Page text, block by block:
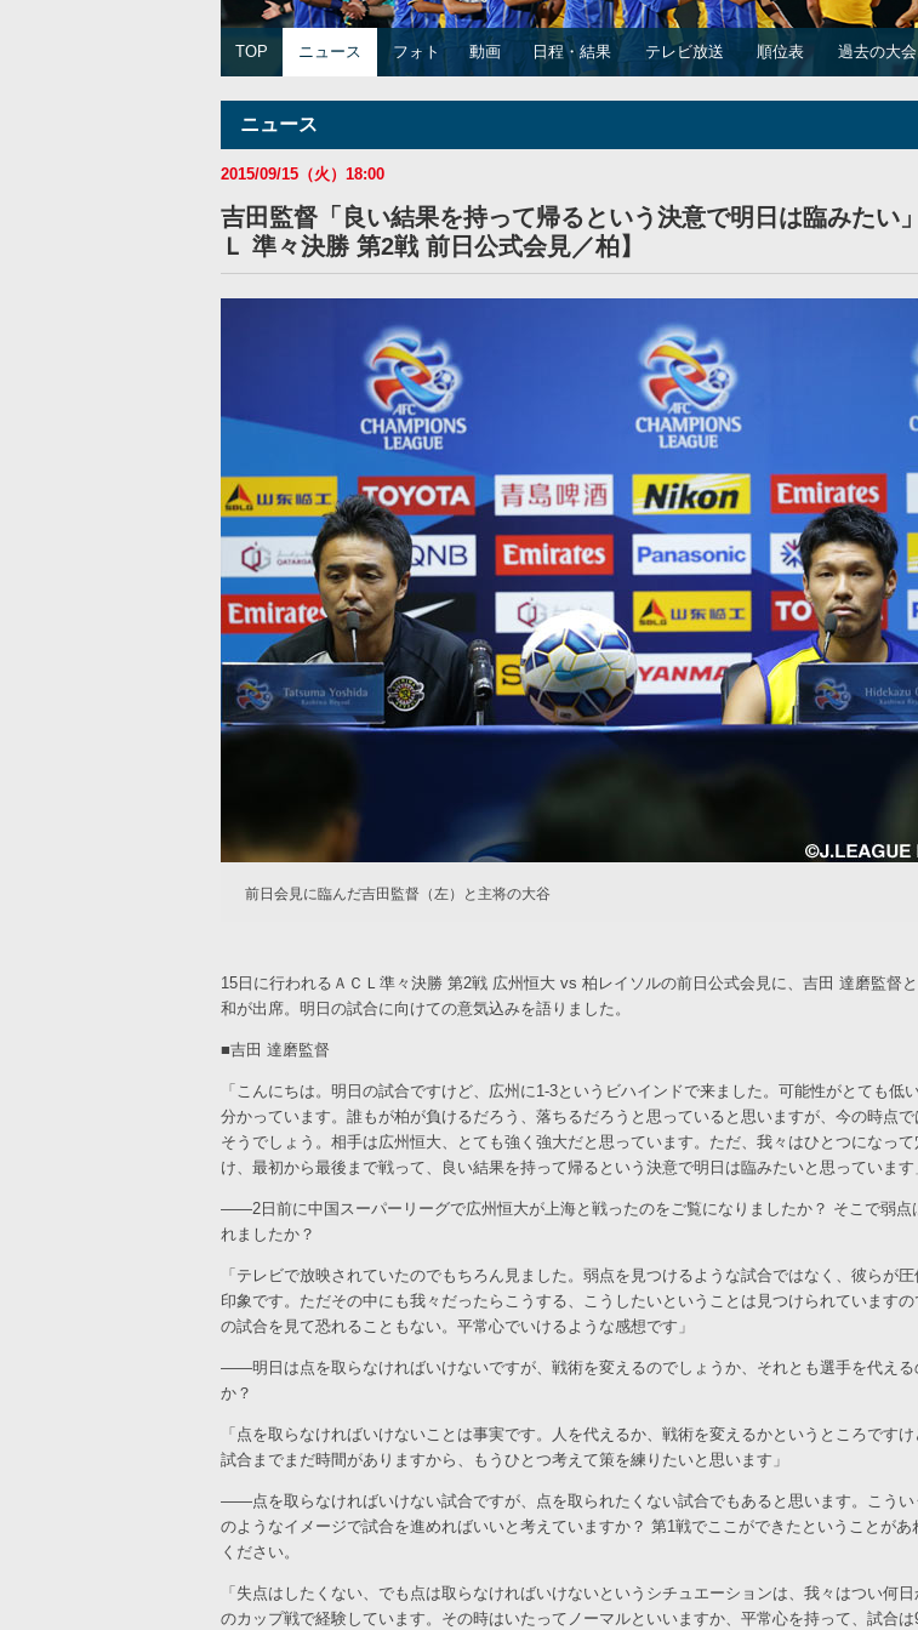
TOP ニュース フォト 動画 日程・結果 テレビ放送 順位表 過去の大会
ニュース
2015/09/15（火）18:00
吉田監督「良い結果を持って帰るという決意で明日は臨みたい
Ｌ 準々決勝 第2戦 前日公式会見／柏】
前日会見に臨んだ吉田監督（左）と主将の大谷
15日に行われるＡＣＬ準々決勝 第2戦 広州恒大 vs 柏レイソルの前日公式会見に、吉田 達磨監督
和が出席。明日の試合に向けての意気込みを語りました。
■吉田 達磨監督
「こんにちは。明日の試合ですけど、広州に1-3というビハインドで来ました。可能性がとても低
分かっています。誰もが柏が負けるだろう、落ちるだろうと思っていると思いますが、今の時点で
そうでしょう。相手は広州恒大、とても強く強大だと思っています。ただ、我々はひとつになって
け、最初から最後まで戦って、良い結果を持って帰るという決意で明日は臨みたいと思っています
――2日前に中国スーパーリーグで広州恒大が上海と戦ったのをご覧になりましたか？ そこで弱点
れましたか？
「テレビで放映されていたのでもちろん見ました。弱点を見つけるような試合ではなく、彼らが
印象です。ただその中にも我々だったらこうする、こうしたいということは見つけられていますの
の試合を見て恐れることもない。平常心でいけるような感想です」
――明日は点を取らなければいけないですが、戦術を変えるのでしょうか、それとも選手を代える
か？
「点を取らなければいけないことは事実です。人を代えるか、戦術を変えるかというところです
試合までまだ時間がありますから、もうひとつ考えて策を練りたいと思います」
――点を取らなければいけない試合ですが、点を取られたくない試合でもあると思います。こうい
のようなイメージで試合を進めればいいと考えていますか？ 第1戦でここができたということがあ
ください。
「失点はしたくない、でも点は取らなければいけないというシチュエーションは、我々はつい何
のカップ戦で経験しています。その時はいたってノーマルといいますか、平常心を持って、試合は